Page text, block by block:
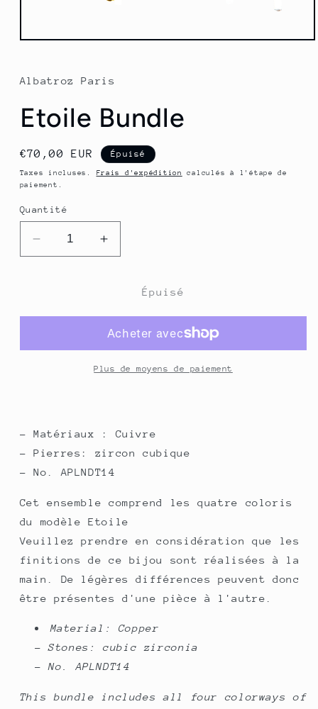
Ouvrir
1
dans
fenêtre
modale
Albatroz Paris
Etoile Bundle
Prix
habituel
€70,00 EUR Épuisé
Taxes incluses. Frais d'expédition
calculés à l'étape de
paiement.
Quantité
Réduire
la
Augmenter
la
Épuisé
Plus de moyens de paiement
-Matériaux : Cuivre
- Pierres: zircon cubique
- No. APLNDT14
Cet ensemble comprend les quatre coloris
du modèle Etoile
Veuillez prendre en considération que les
finitions de ce bijou sont réalisées à la
main. De légères différences peuvent donc
être présentes d'une pièce à l'autre.
Material:
Copper
- Stones: cubic zirconia
- No.APLNDT14
This bundle includes all four colorways of